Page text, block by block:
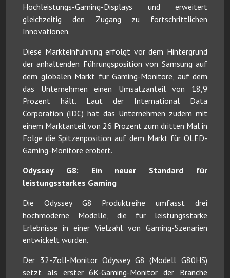
Hochleistungs-Gaming-Displays und erweitert
gleichzeitig den Zugang zu fortschrittlichen
Innovationen.
Diese Markteinführung erfolgt vor dem Hintergrund
der anhaltenden Führungsposition von Samsung auf
dem globalen Markt für Gaming-Monitore, auf dem
das Unternehmen einen Umsatzanteil von 18,9
Prozent hält. Laut der International Data
Corporation (IDC) hat das Unternehmen zudem mit
einem Marktanteil von 26 Prozent zum dritten Mal in
Folge die Spitzenposition auf dem Markt für OLED-
Gaming-Monitore erobert.
Odyssey G8: Ein neuer Standard für
leistungsstarkes Gaming
Die Odyssey G8 Produktreihe umfasst drei
hochmoderne Modelle, die für leistungsstarke
Erlebnisse in einer Vielzahl von Gaming-Szenarien
entwickelt wurden.
Der 32-Zoll-Monitor Odyssey G8 (Modell G80HS)
setzt als erster 6K-Gaming-Monitor der Branche